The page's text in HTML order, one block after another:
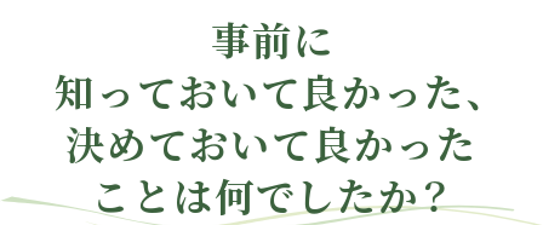
事前に
知っておいて良かった、
決めておいて良かった
ことは何でしたか？